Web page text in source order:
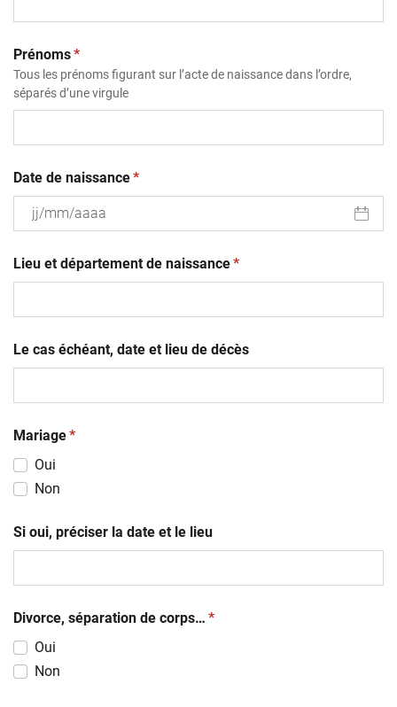
Prénoms(obligatoire)
*
Tous les prénoms figurant sur l’acte de naissance dans l’ordre,
séparés d’une virgule
Date de naissance(obligatoire)
*
slash
MM
Lieu et département de naissance(obligatoire)
*
Le cas échéant, date et lieu de décès
Mariage(obligatoire)
*
Oui
Non
Si oui, préciser la date et le lieu
Divorce, séparation de corps… (obligatoire)
*
Oui
Non